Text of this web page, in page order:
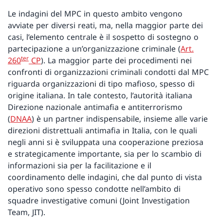
Le indagini del MPC in questo ambito vengono
avviate per diversi reati, ma, nella maggior parte dei
casi, l’elemento centrale è il sospetto di sostegno o
partecipazione a un’organizzazione criminale (Art.
260ter CP). La maggior parte dei procedimenti nei
confronti di organizzazioni criminali condotti dal MPC
riguarda organizzazioni di tipo mafioso, spesso di
origine italiana. In tale contesto, l’autorità italiana
Direzione nazionale antimafia e antiterrorismo
(DNAA) è un partner indispensabile, insieme alle varie
direzioni distrettuali antimafia in Italia, con le quali
negli anni si è sviluppata una cooperazione preziosa
e strategicamente importante, sia per lo scambio di
informazioni sia per la facilitazione e il
coordinamento delle indagini, che dal punto di vista
operativo sono spesso condotte nell’ambito di
squadre investigative comuni (Joint Investigation
Team, JIT).